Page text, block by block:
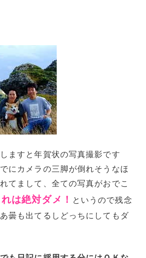
ますと年賀状の写真撮影です
にカメラの三脚が倒れそうなほ
てまして、全ての写真がおでこ
れは絶対ダメ！ というので残念
曇も出てるしどっちにしてもダ